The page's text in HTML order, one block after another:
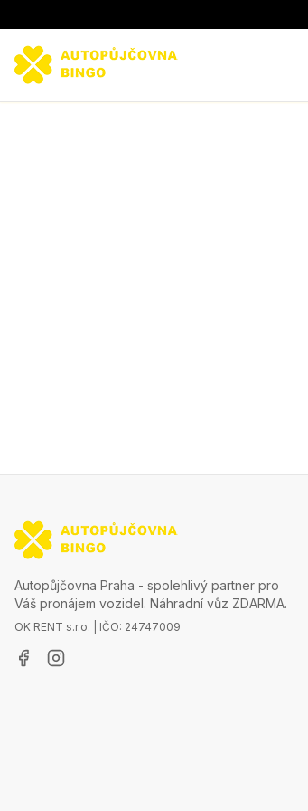
Autopůjčovna Praha - spolehlivý partner pro
Váš pronájem vozidel. Náhradní vůz ZDARMA.
OK RENT s.r.o. | IČO: 24747009